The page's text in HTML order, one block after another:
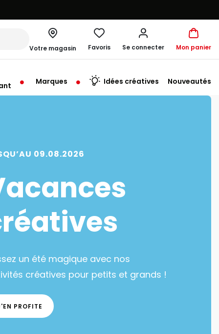
Votre magasin
à 19:00
Favoris Se connecter Mon panier
Marques Idées créatives Nouveautés
09.08.2026
un été magique avec nos
créatives pour petits et grands !
PROFITE